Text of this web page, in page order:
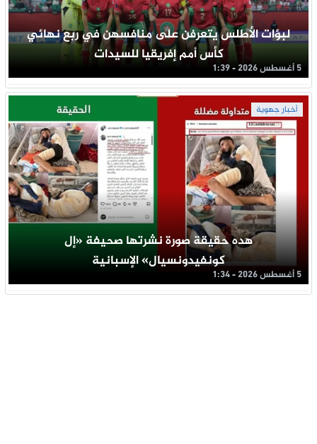
لبؤات الأطلس يتعرفن على منافسهن في ربع نهائي
كأس أمم إفريقيا للسيدات
5 أغسطس 2026 - 1:39
أخبار جهوية
هده حقيقة صورة نشرتها صحيفة «إل
كونفيدونسيال» الإسبانية
5 أغسطس 2026 - 1:34